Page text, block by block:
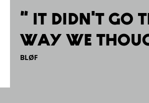
“ It didn't go
way we
BLØF